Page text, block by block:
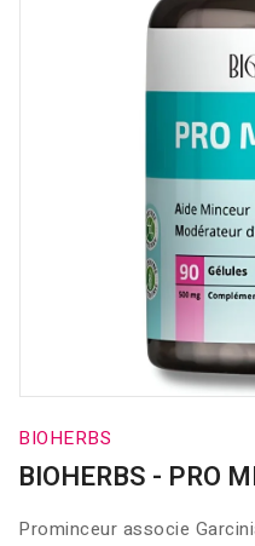
BIOHERBS
BIOHERBS - PRO
Prominceur associe